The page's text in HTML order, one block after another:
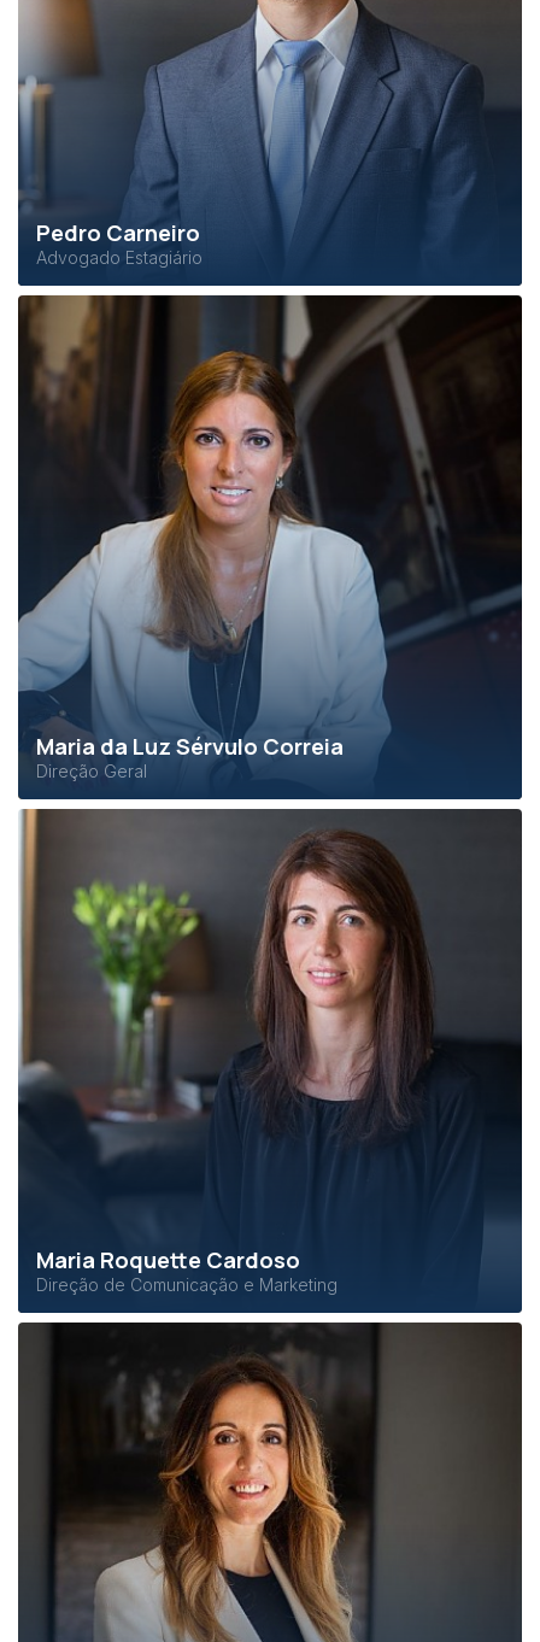
Pedro Carneiro
Advogado Estagiário
Maria da Luz Sérvulo Correia
Direção Geral
Maria Roquette Cardoso
Direção de Comunicação e Marketing